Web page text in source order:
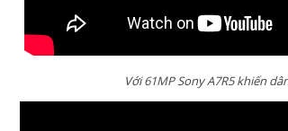
Với 61MP Sony A7R5 khiến